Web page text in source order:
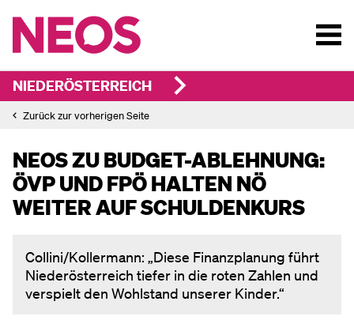
NIEDERÖSTERREICH
Zurück zur vorherigen Seite
NEOS ZU BUDGET-ABLEHNUNG:
ÖVP UND FPÖ HALTEN NÖ
WEITER AUF SCHULDENKURS
Collini/Kollermann: „Diese Finanzplanung führt
Niederösterreich tiefer in die roten Zahlen und
verspielt den Wohlstand unserer Kinder.“